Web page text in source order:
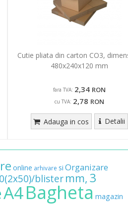
Cutie pliata din carton CO3,
480x240x120 mm
fara TVA: 2,34 RON
cu TVA: 2,78 RON
Adauga in cos Detalii
online arhivare si Organizare
blistermm, 3
A4Bagheta magazin